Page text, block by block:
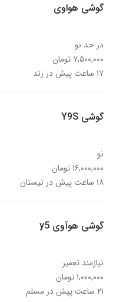
گوشی هواوی
در حد نو
۷,۵۰۰,۰۰۰ تومان
۱۷ ساعت پیش در زند
گوشی Y9S
نو
۱۶,۰۰۰,۰۰۰ تومان
۱۸ ساعت پیش در نیستان
گوشی هوآوی y5
نیازمند تعمیر
۱,۰۰۰,۰۰۰ تومان
۲۱ ساعت پیش در مسلم